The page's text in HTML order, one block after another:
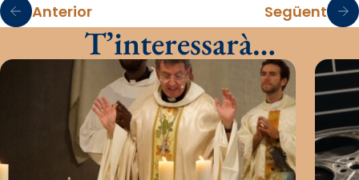
Anterior Següent
T’interessarà…